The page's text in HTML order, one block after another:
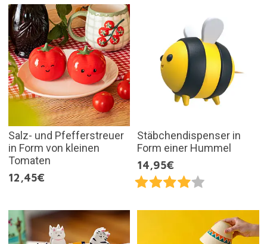
Salz- und Pfefferstreuer
in Form von kleinen
Tomaten
12,45€
Stäbchendispenser in
Form einer Hummel
14,95€